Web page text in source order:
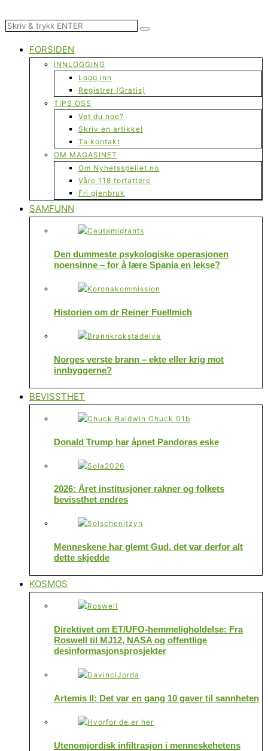
FORSIDEN
INNLOGGING
Logg inn
Registrer (Gratis)
TIPS OSS
Vet du noe?
Skriv en artikkel
Ta kontakt
OM MAGASINET
Om Nyhetsspeilet.no
Våre 118 forfattere
Fri gjenbruk
SAMFUNN
Den dummeste psykologiske operasjonen
noensinne – for å lære Spania en lekse?
Historien om dr Reiner Fuellmich
Norges verste brann – ekte eller krig mot
innbyggerne?
BEVISSTHET
Donald Trump har åpnet Pandoras eske
2026: Året institusjoner rakner og folkets
bevissthet endres
Menneskene har glemt Gud, det var derfor alt
dette skjedde
KOSMOS
Direktivet om ET/UFO-hemmeligholdelse: Fra
Roswell til MJ12, NASA og offentlige
desinformasjonsprosjekter
Artemis II: Det var en gang 10 gaver til sannheten
Utenomjordisk infiltrasjon i menneskehetens